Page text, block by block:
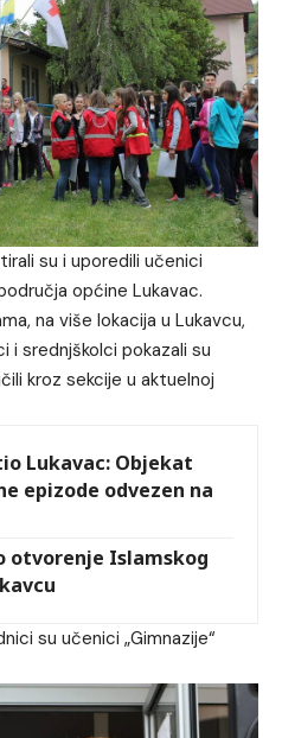
su i uporedili učenici
općine Lukavac.
na više lokacija u Lukavcu,
srednjškolci pokazali su
kroz sekcije u aktuelnoj
Lukavac: Objekat
epizode odvezen na
otvorenje Islamskog
su učenici „Gimnazije“